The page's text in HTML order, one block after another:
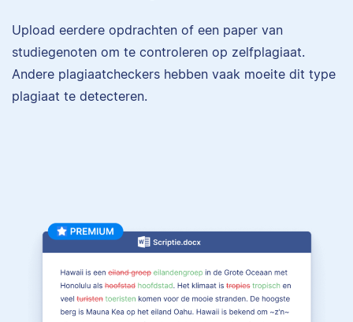
Upload eerdere opdrachten of een paper van
studiegenoten om te controleren op zelfplagiaat.
Andere plagiaatcheckers hebben vaak moeite dit type
plagiaat te detecteren.